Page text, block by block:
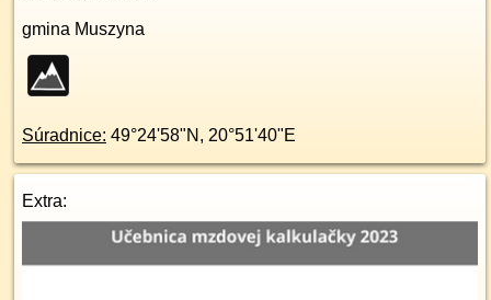
gmina Muszyna
Súradnice: 49°24'58"N , 20°51'40"E
Extra: